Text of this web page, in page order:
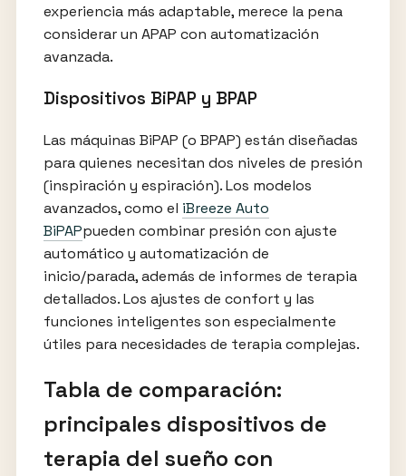
experiencia más adaptable, merece la pena
considerar un APAP con automatización
avanzada.
Dispositivos BiPAP y BPAP
Las máquinas BiPAP (o BPAP) están diseñadas
para quienes necesitan dos niveles de presión
(inspiración y espiración). Los modelos
avanzados, como el iBreeze Auto
BiPAPpueden combinar presión con ajuste
automático y automatización de
inicio/parada, además de informes de terapia
detallados. Los ajustes de confort y las
funciones inteligentes son especialmente
útiles para necesidades de terapia complejas.
Tabla de comparación:
principales dispositivos de
terapia del sueño con